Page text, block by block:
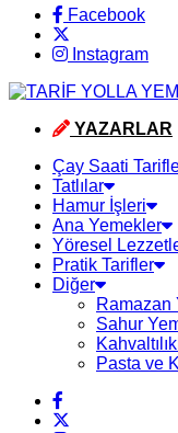
Facebook
Instagram
YAZARLAR
Çay Saati
Tatlılar
Hamur İşleri
Ana Yemekler
Yöresel
Pratik Tarifler
Diğer
Ramazan
Sahur
Pasta ve